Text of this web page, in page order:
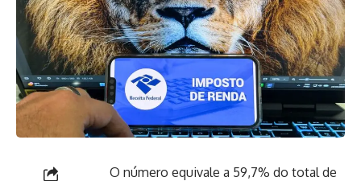
O número equivale a 59,7% do total de